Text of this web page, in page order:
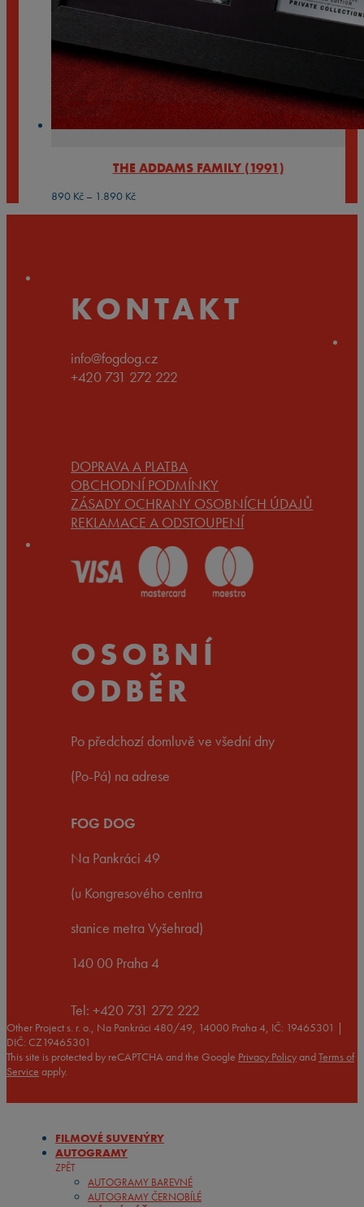
THE ADDAMS FAMILY (1991)
890 Kč – 1.890 KčRozpětí
KONTAKT
info@fogdog.cz
+420 731 272 222
DOPRAVA A PLATBA
OBCHODNÍ PODMÍNKY
ZÁSADY OCHRANY OSOBNÍCH ÚDAJŮ
REKLAMACE A ODSTOUPENÍ
OSOBNÍ
ODBĚR
Po předchozí domluvě ve všední dny
(Po-Pá) na adrese
FOG DOG
Na Pankráci 49
(u Kongresového centra
stanice metra Vyšehrad)
140 00 Praha 4
Tel: +420 731 272 222
Other Project s. r. o., Na Pankráci 480/49, 14000 Praha 4, IČ: 19465301 |
DIČ: CZ19465301
This site is protected by reCAPTCHA and the Google Privacy PolicyandTerms of
Service apply.
FILMOVÉ SUVENÝRY
AUTOGRAMY
ZPĚT
AUTOGRAMY BAREVNÉ
AUTOGRAMY ČERNOBÍLÉ